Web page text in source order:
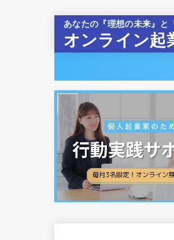
あなたの『理想の未来』と
オンライン起